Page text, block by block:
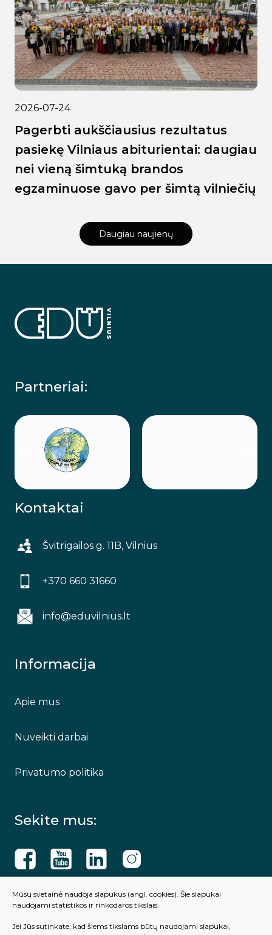
2026-07-24
Pagerbti aukščiausius rezultatus
pasiekę Vilniaus abiturientai: daugiau
nei vieną šimtuką brandos
egzaminuose gavo per šimtą vilniečių
Daugiau naujienų
Partneriai:
Kontaktai
Švitrigailos g. 11B, Vilnius
+370 660 31660
info@eduvilnius.lt
Informacija
Apie mus
Nuveikti darbai
Privatumo politika
Sekite mus:
Mūsų svetainė naudoja slapukus (angl. cookies). Šie slapukai
naudojami statistikos ir rinkodaros tikslais.
Jei Jūs sutinkate, kad šiems tikslams būtų naudojami slapukai,